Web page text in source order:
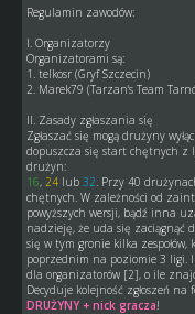
Regulamin zawodów:
I. Organizatorzy
Organizatorami są:
1. telkosr (Gryf Szczecin)
2. Marek79 (Tarzan's Team
II. Zasady zgłaszania się
Zgłaszać się mogą drużyny
dopuszcza się start chętnych z
drużyn:
16, 24lub 32 . Przy 40
chętnych. W zależności od
powyższych wersji, bądź inna
nadzieję, że uda się zaciągnąć
się w tym gronie kilka
poprzednim na poziomie 3 ligi.
dla organizatorów [2], o ile
Decyduje kolejność zgłoszeń
DRUŻYNY + nick gracza!